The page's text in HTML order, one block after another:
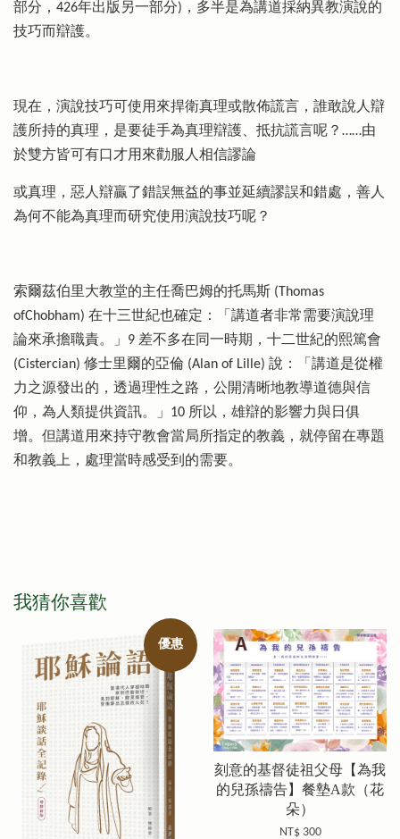
部分，426年出版另一部分)，多半是為講道採納異教演說的
技巧而辯護。
現在，演說技巧可使用來捍衛真理或散佈謊言，誰敢說人辯
護所持的真理，是要徒手為真理辯護、抵抗謊言呢？……由
於雙方皆可有口才用來勸服人相信謬論
或真理，惡人辯贏了錯誤無益的事並延續謬誤和錯處，善人
為何不能為真理而研究使用演說技巧呢？
索爾茲伯里大教堂的主任喬巴姆的托馬斯 (Thomas
ofChobham) 在十三世紀也確定：「講道者非常需要演說理
論來承擔職責。」9 差不多在同一時期，十二世紀的熙篤會
(Cistercian) 修士里爾的亞倫 (Alan of Lille) 說：「講道是從權
力之源發出的，透過理性之路，公開清晰地教導道德與信
仰，為人類提供資訊。」10 所以，雄辯的影響力與日俱
增。但講道用來持守教會當局所指定的教義，就停留在專題
和教義上，處理當時感受到的需要。
我猜你喜歡
優惠
刻意的基督徒祖父母【為我
的兒孫禱告】餐墊A款（花
朵）
NT$ 300